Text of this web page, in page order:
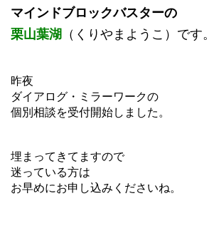
マインドブロックバスターの
栗山葉湖 （くりやまようこ）です。
昨夜
ダイアログ・ミラーワークの
個別相談を受付開始しました。
埋まってきてますので
迷っている方は
お早めにお申し込みくださいね。